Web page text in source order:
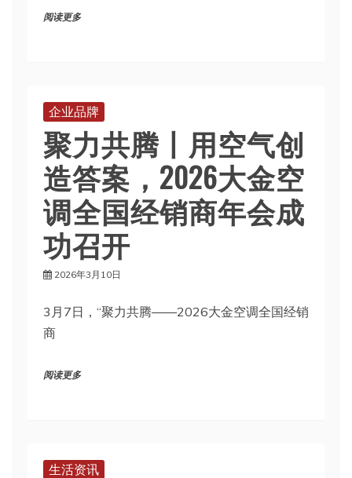
阅读更多
企业品牌
聚力共腾丨用空气创
造答案，2026大金空
调全国经销商年会成
功召开
2026年3月10日
3月7日，“聚力共腾——2026大金空调全国经销
商
阅读更多
生活资讯